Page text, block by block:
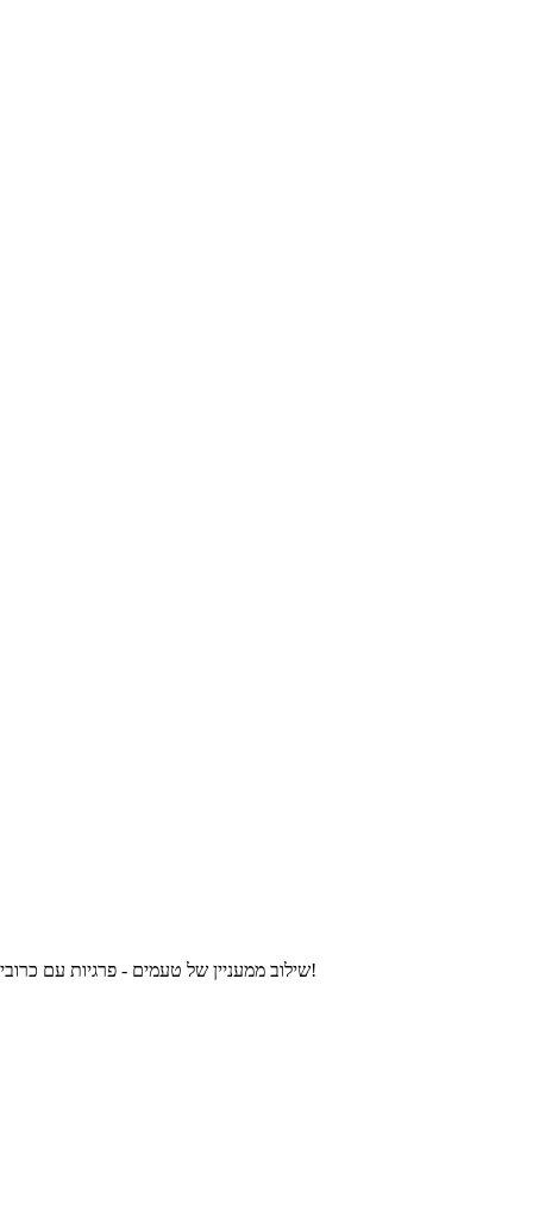
שילוב ממעניין של טעמים - פרגיות עם כרובית במתכון אחד. הכרובית מוסיפה המון טעם ומשתלבת מצוין עם בשר הפרגיות. לפניכם מבחר מתכוני פרגיות עם כרובית להכנה ביתית. תיהנו ובתיאבון!